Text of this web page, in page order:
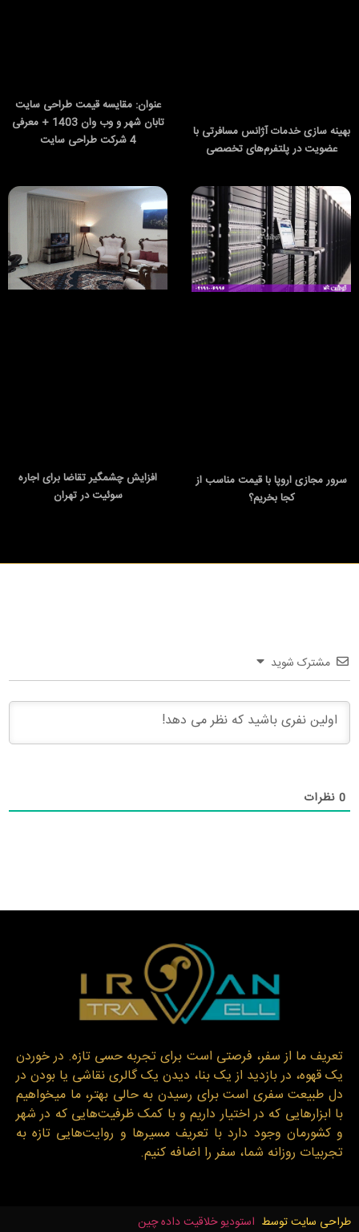
بهینه‌ سازی خدمات آژانس مسافرتی با
عضویت در پلتفرم‌های تخصصی
عنوان: مقایسه قیمت طراحی سایت
تابان شهر و وب وان 1403 + معرفی
4 شرکت طراحی سایت
سرور مجازی اروپا با قیمت مناسب از
کجا بخریم؟
افزایش چشمگیر تقاضا برای اجاره
سوئیت در تهران
مشترک شوید
0 نظرات
تعریف ما از سفر، فرصتی است برای تجربه حسی تازه. در خوردن
یک قهوه، در بازدید از یک بنا، دیدن یک گالری نقاشی یا بودن در
دل طبیعت سفری است برای رسیدن به حالی بهتر، ما میخواهیم
با ابزارهایی که در اختیار داریم و با کمک ظرفیت‌هایی که در شهر
و کشورمان وجود دارد با تعریف مسیرها و روایت‌هایی تازه به
تجربیات روزانه شما، سفر را اضافه کنیم.
طراحی سایت توسط استودیو خلاقیت داده چین